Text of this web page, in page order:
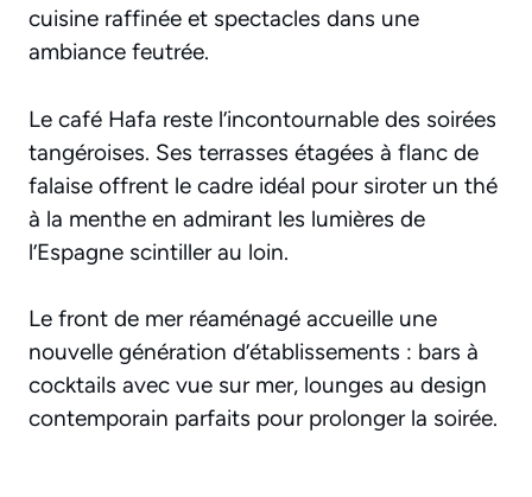
cuisine raffinée et spectacles dans une
ambiance feutrée.
Le café Hafa reste l’incontournable des soirées
tangéroises. Ses terrasses étagées à flanc de
falaise offrent le cadre idéal pour siroter un thé
à la menthe en admirant les lumières de
l’Espagne scintiller au loin.
Le front de mer réaménagé accueille une
nouvelle génération d’établissements : bars à
cocktails avec vue sur mer, lounges au design
contemporain parfaits pour prolonger la soirée.